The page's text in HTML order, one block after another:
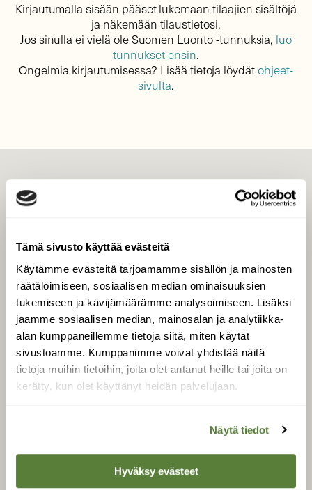
Tämä sivusto käyttää evästeitä
Käytämme evästeitä tarjoamamme sisällön ja mainosten
räätälöimiseen, sosiaalisen median ominaisuuksien
tukemiseen ja kävijämäärämme analysoimiseen. Lisäksi
jaamme sosiaalisen median, mainosalan ja analytiikka-
alan kumppaneillemme tietoja siitä, miten käytät
sivustoamme. Kumppanimme voivat yhdistää näitä
tietoja muihin tietoihin, joita olet antanut heille tai joita on
kerätty, kun olet käyttänyt heidän palvelujaan.
Näytä tiedot
Hyväksy evästeet
Kirjautumalla sisään pääset lukemaan tilaajien sisältöjä
ja näkemään tilaustietosi.
Jos sinulla ei vielä ole Suomen Luonto -tunnuksia, luo
tunnukset ensin.
Ongelmia kirjautumisessa? Lisää tietoja löydätohjeet-
sivulta.
Tilaa digilukuoikeus
Äänestä parasta juttua
Tilaa uutiskirje
SUOMEN LUONNON­
SUOJELU­LIITTO
Suomen Luonto -lehden
luonnonsuojelu­liitto.